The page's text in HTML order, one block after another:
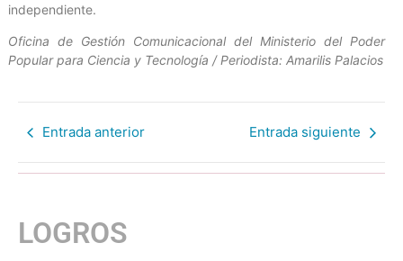
independiente.
Oficina de Gestión Comunicacional del Ministerio del Poder
Popular para Ciencia y Tecnología / Periodista: Amarilis Palacios
Entrada anterior Entrada siguiente
LOGROS